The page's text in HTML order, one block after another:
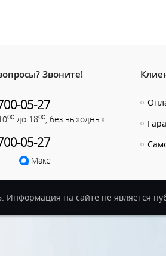
Звоните!
05-27
00 до 1800, без выходных
05-27
Макс
Информация на сайте не является